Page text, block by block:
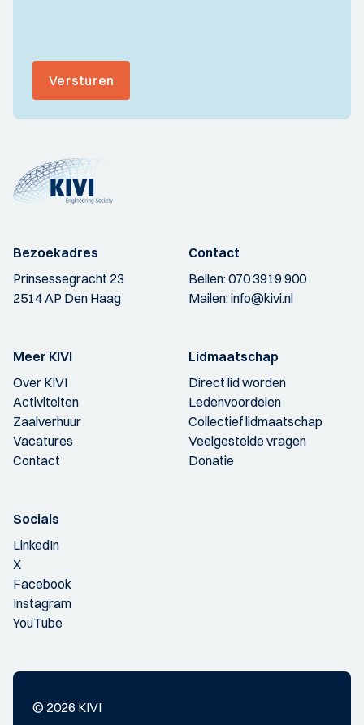
Versturen
Bezoekadres
Prinsessegracht 23
2514 AP Den Haag
Contact
Bellen:070 3919 900
Mailen:info@kivi.nl
Meer KIVI
Over KIVI
Activiteiten
Zaalverhuur
Vacatures
Contact
Lidmaatschap
Direct lid worden
Ledenvoordelen
Collectief lidmaatschap
Veelgestelde vragen
Donatie
Socials
LinkedIn
X
Facebook
Instagram
YouTube
© 2026 KIVI